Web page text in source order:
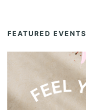
FEATURED EVENTS